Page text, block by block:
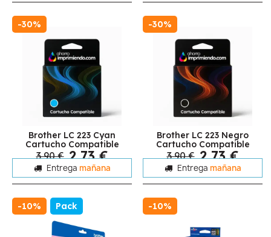
-30%
Brother LC 223 Cyan
Cartucho Compatible
3,90 € 2,73 €
Entrega mañana
-30%
Brother LC 223 Negro
Cartucho Compatible
3,90 € 2,73 €
Entrega mañana
-10% Pack -10%